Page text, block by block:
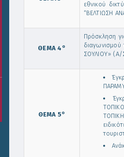
εθνικού
“ΒΕΛΤΙΩΣΗ
ΘΕΜΑ 4 ο
Πρόσκληση
ΣΟΥΛΙΟΥ» (Α/
ΘΕΜΑ 5ο